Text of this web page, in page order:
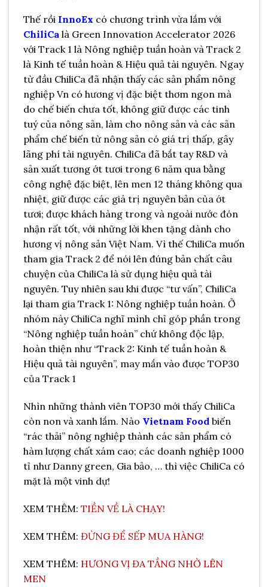
Thế rồi InnoEx có chương trình vừa lắm với
ChiliCa là Green Innovation Accelerator 2026
với Track 1 là Nông nghiệp tuần hoàn và Track 2
là Kinh tế tuần hoàn & Hiệu quả tài nguyên. Ngay
từ đầu ChiliCa đã nhận thấy các sản phẩm nông
nghiệp Vn có hương vị đặc biệt thơm ngon mà
do chế biến chưa tốt, không giữ được các tinh
tuý của nông sản, làm cho nông sản và các sản
phẩm chế biến từ nông sản có giá trị thấp, gây
lãng phí tài nguyên. ChiliCa đã bắt tay R&D và
sản xuất tương ớt tươi trong 6 năm qua bằng
công nghệ đặc biệt, lên men 12 tháng không qua
nhiệt, giữ được các giá trị nguyên bản của ớt
tươi; được khách hàng trong và ngoài nước đón
nhận rất tốt, với những lời khen tặng dành cho
hương vị nông sản Việt Nam. Vì thế ChiliCa muốn
tham gia Track 2 để nói lên đúng bản chất câu
chuyện của ChiliCa là sử dụng hiệu quả tài
nguyên. Tuy nhiên sau khi được “tư vấn”, ChiliCa
lại tham gia Track 1: Nông nghiệp tuần hoàn. Ở
nhóm này ChiliCa nghĩ mình chỉ góp phần trong
“Nông nghiệp tuần hoàn” chứ không độc lập,
hoàn thiện như “Track 2: Kinh tế tuần hoàn &
Hiệu quả tài nguyên”, may mắn vào được TOP30
của Track 1
Nhìn những thành viên TOP30 mới thấy ChiliCa
còn non và xanh lắm. Nào Vietnam Food biến
“rác thải” nông nghiệp thành các sản phẩm có
hàm lượng chất xám cao; các doanh nghiệp 1000
tỉ như Danny green, Gia bảo, … thì việc ChiliCa có
mặt là một vinh dự!
XEM THÊM: TIỀN VỀ LÀ CHẠY!
XEM THÊM: ĐỪNG ĐỂ SẾP MUA HÀNG!
XEM THÊM: HƯƠNG VỊ ĐA TẦNG NHỜ LÊN
MEN